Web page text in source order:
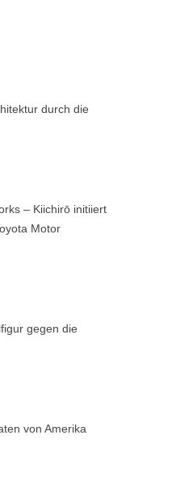
durch die
– Kiichirō initiiert
Motor
gegen die
von Amerika